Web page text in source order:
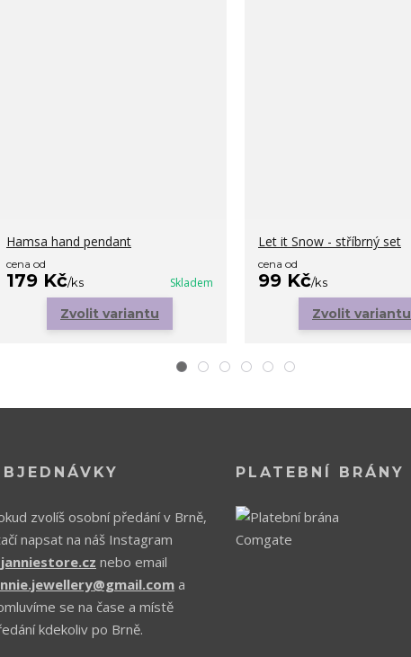
Hamsa hand pendant
cena od
179 Kč/ks Skladem
Zvolit variantu
Let it Snow - stříbrný set
cena od
99 Kč/ks
Zvolit variantu
zvolíš osobní předání v Brně,
napsat na náš Instagram
nebo email
a
se na čase a místě
kdekoliv po Brně.
PLATEBNÍ BRÁNY